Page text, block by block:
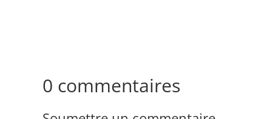
0 commentaires